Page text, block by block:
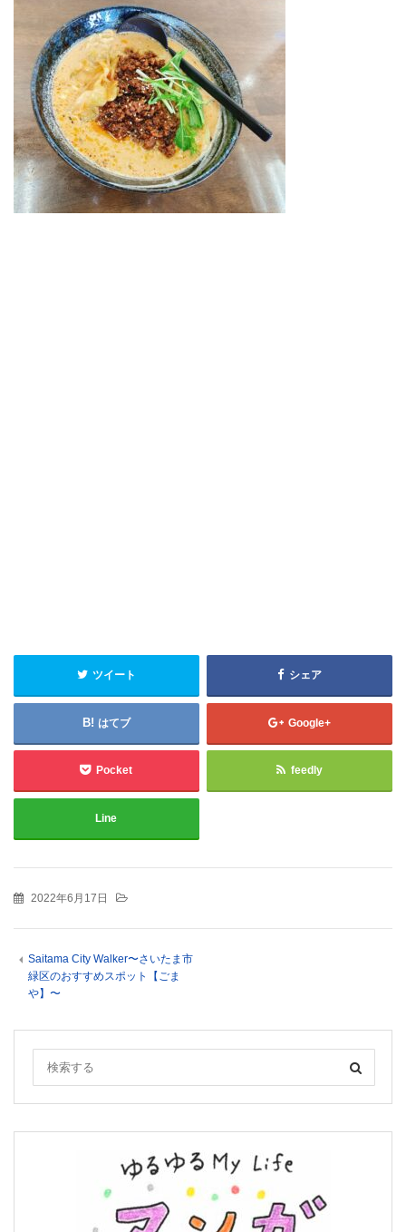
ツイート シェア
はてブ Google+
Pocket feedly
Line
2022年6月17日
Saitama City Walker〜さいたま市
緑区のおすすめスポット【ごま
や】〜